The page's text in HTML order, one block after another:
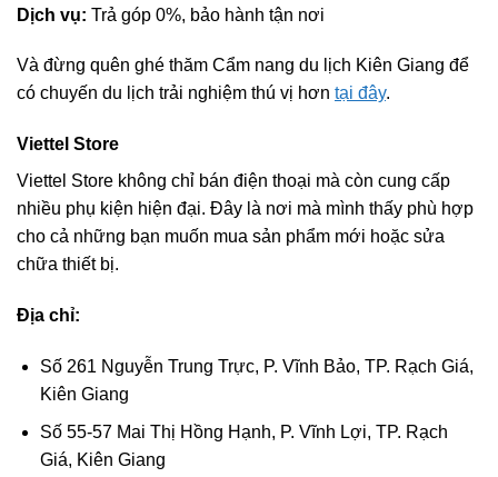
Dịch vụ: Trả góp 0%, bảo hành tận nơi
Và đừng quên ghé thăm Cẩm nang du lịch Kiên Giang để
có chuyến du lịch trải nghiệm thú vị hơn tại đây.
Viettel Store
Viettel Store không chỉ bán điện thoại mà còn cung cấp
nhiều phụ kiện hiện đại. Đây là nơi mà mình thấy phù hợp
cho cả những bạn muốn mua sản phẩm mới hoặc sửa
chữa thiết bị.
Địa chỉ:
Số 261 Nguyễn Trung Trực, P. Vĩnh Bảo, TP. Rạch Giá,
Kiên Giang
Số 55-57 Mai Thị Hồng Hạnh, P. Vĩnh Lợi, TP. Rạch
Giá, Kiên Giang